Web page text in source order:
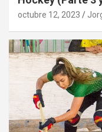
octubre 12, 2023